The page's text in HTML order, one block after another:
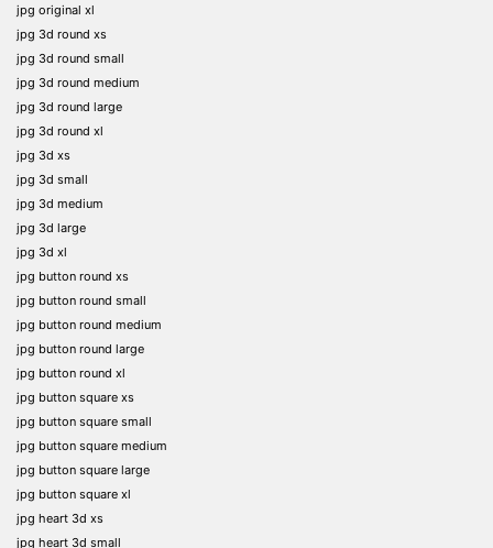
jpg original xl
jpg 3d round xs
jpg 3d round small
jpg 3d round medium
jpg 3d round large
jpg 3d round xl
jpg 3d xs
jpg 3d small
jpg 3d medium
jpg 3d large
jpg 3d xl
jpg button round xs
jpg button round small
jpg button round medium
jpg button round large
jpg button round xl
jpg button square xs
jpg button square small
jpg button square medium
jpg button square large
jpg button square xl
jpg heart 3d xs
jpg heart 3d small